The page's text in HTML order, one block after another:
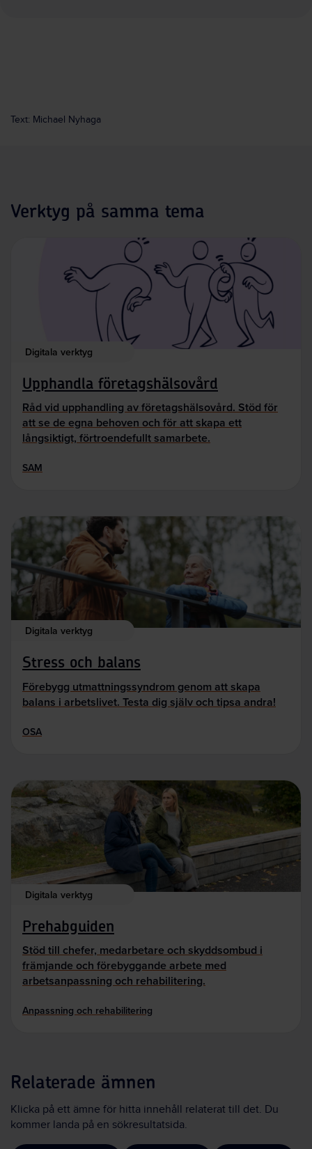
Text: Michael Nyhaga
Verktyg på samma tema
Digitala verktyg
Upphandla företagshälsovård
Råd vid upphandling av företagshälsovård. Stöd för
att se de egna behoven och för att skapa ett
långsiktigt, förtroendefullt samarbete.
SAM
Digitala verktyg
Stress och balans
Förebygg utmattningssyndrom genom att skapa
balans i arbetslivet. Testa dig själv och tipsa andra!
OSA
Digitala verktyg
Prehabguiden
Stöd till chefer, medarbetare och skyddsombud i
främjande och förebyggande arbete med
arbetsanpassning och rehabilitering.
Anpassning och rehabilitering
Relaterade ämnen
Klicka på ett ämne för hitta innehåll relaterat till det. Du
kommer landa på en sökresultatsida.